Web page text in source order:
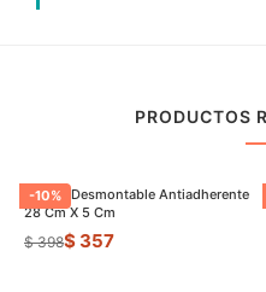
PRODUCTOS
-10%
Tartera Desmontable Antiadherente
28 Cm X 5 Cm
$ 398$ 357